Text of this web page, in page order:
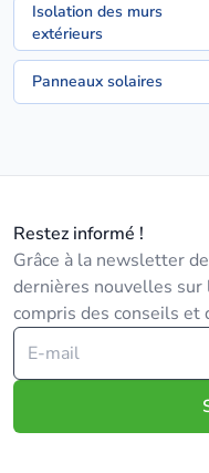
Isolation des murs
extérieurs
Panneaux solaires
Restez informé !
Grâce à la newsletter
dernières nouvelles
compris des conseils et